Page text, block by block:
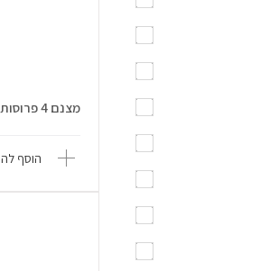
מצנם 4 פרוסות בעיצוב רטרו Smeg T...
הוסף